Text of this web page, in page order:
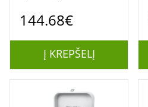
| USB port | AUX in
144.68€
Į KREPŠELĮ